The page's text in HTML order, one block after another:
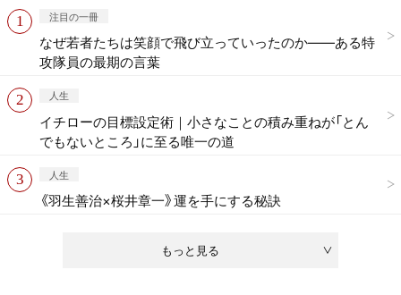
もっと見る
注目の一冊
なぜ若者たちは笑顔で飛び立っていったのか——ある特
攻隊員の最期の言葉
人生
イチローの目標設定術｜小さなことの積み重ねが「とん
でもないところ」に至る唯一の道
人生
《羽生善治×桜井章一》運を手にする秘訣